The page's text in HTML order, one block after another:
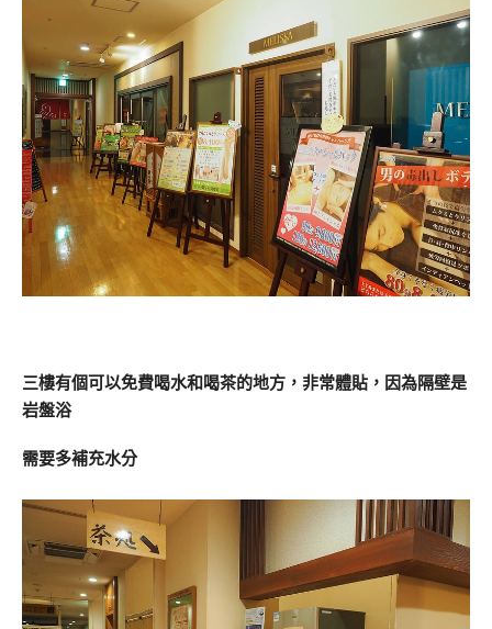
三樓有個可以免費喝水和喝茶的地方，非常體貼，因為隔壁是
岩盤浴
需要多補充水分